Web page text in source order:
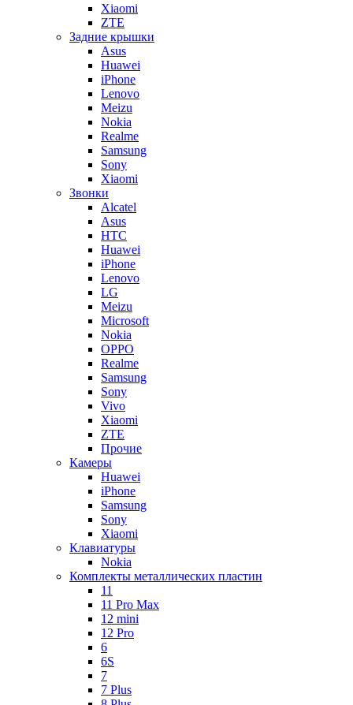
Xiaomi
ZTE
Задние крышки
Asus
Huawei
iPhone
Lenovo
Meizu
Nokia
Realme
Samsung
Sony
Xiaomi
Звонки
Alcatel
Asus
HTC
Huawei
iPhone
Lenovo
LG
Meizu
Microsoft
Nokia
OPPO
Realme
Samsung
Sony
Vivo
Xiaomi
ZTE
Прочие
Камеры
Huawei
iPhone
Samsung
Sony
Xiaomi
Клавиатуры
Nokia
Комплекты металлических пластин
11
11 Pro Max
12 mini
12 Pro
6
6S
7
7 Plus